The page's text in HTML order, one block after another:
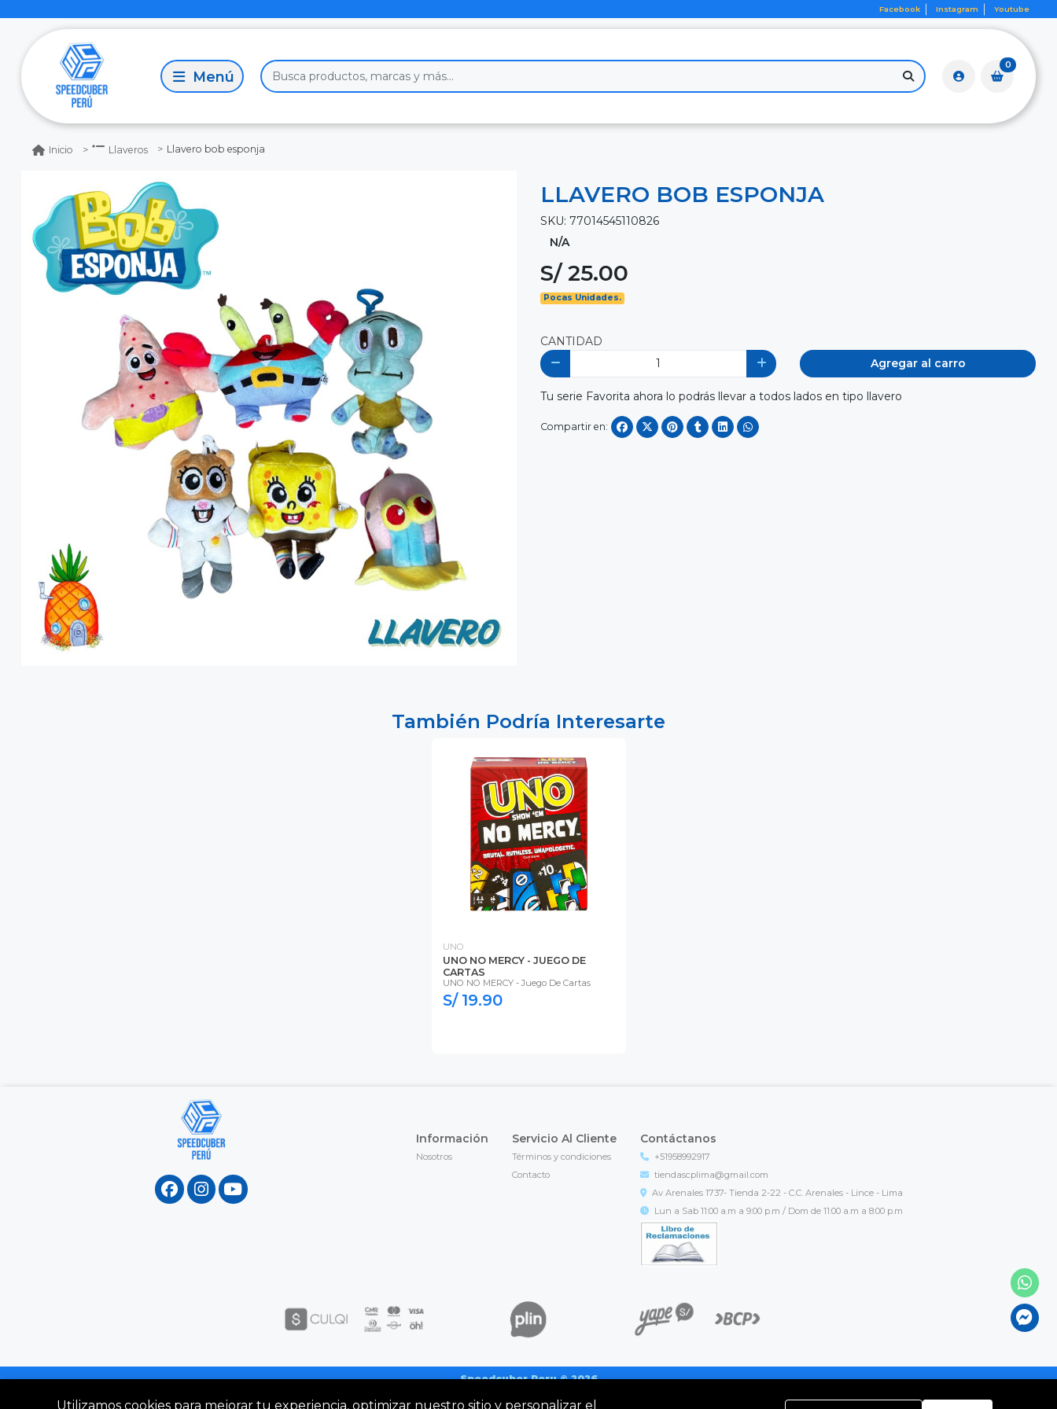
Facebook Instagram Youtube
0
Inicio Llaveros Llavero bob esponja
LLAVERO BOB ESPONJA
SKU: 77014545110826
N/A
S/ 25.00
Pocas Unidades.
CANTIDAD
Agregar al carro
Tu serie Favorita ahora lo podrás llevar a todos lados en tipo llavero
Compartir en:
También Podría Interesarte
UNO
UNO NO MERCY - JUEGO DE
CARTAS
UNO NO MERCY - Juego De Cartas
S/ 19.90
Información
Nosotros
Servicio Al Cliente
Términos y condiciones
Contacto
Contáctanos
+51958992917
tiendascplima@gmail.com
Av Arenales 1737- Tienda 2-22 - C.C. Arenales - Lince - Lima
Lun a Sab 11:00 a.m a 9:00 p.m / Dom de 11:00 a.m a 8:00 p.m
Speedcuber Peru © 2026
Utilizamos cookies para mejorar tu experiencia, optimizar nuestro sitio y personalizar el